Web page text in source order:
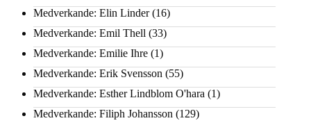
Medverkande: Elin Linder(16)
Medverkande: Emil Thell (33)
Medverkande: Emilie Ihre (1)
Medverkande: Erik Svensson (55)
Medverkande: Esther Lindblom O'hara (1)
Medverkande: Filiph Johansson (129)